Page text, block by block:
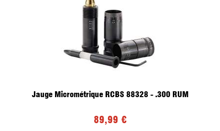
Jauge Micrométrique RCBS 88328 - .300 RUM
89,99 €